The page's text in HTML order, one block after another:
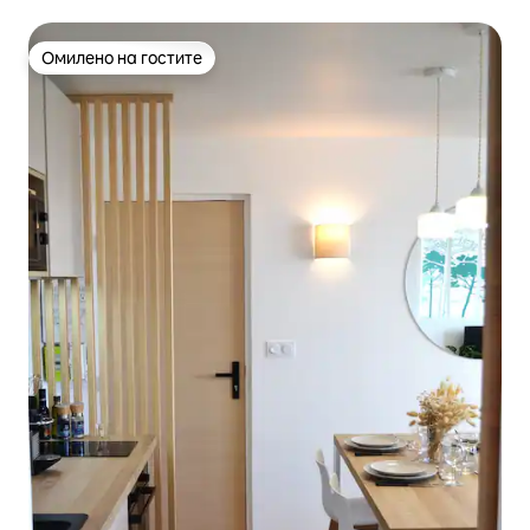
Омилено на гостите
Омилено на гостите